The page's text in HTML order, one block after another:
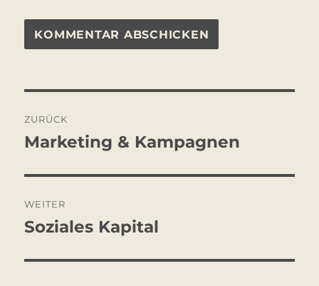
ZURÜCK
Vorheriger
Marketing & Kampagnen
WEITER
Nächster
Soziales Kapital